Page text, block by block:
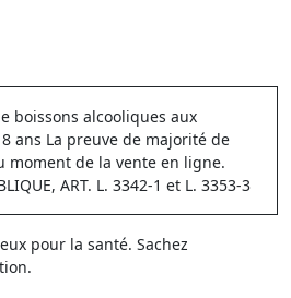
boissons alcooliques aux
ans La preuve de majorité de
moment de la vente en ligne.
ART. L. 3342-1 et L. 3353-3
pour la santé. Sachez